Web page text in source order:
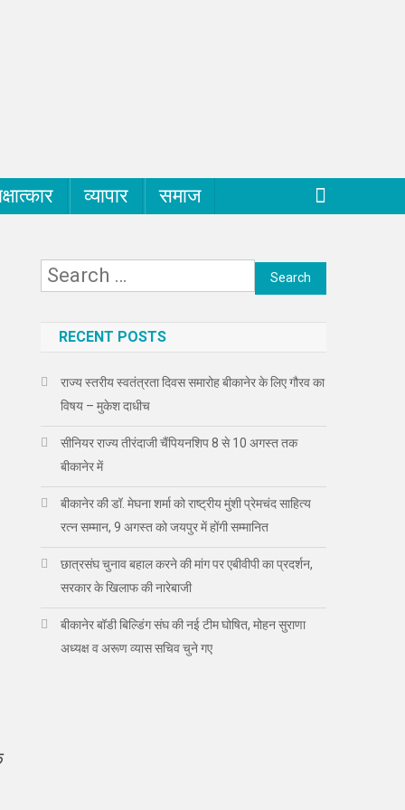
व्यापार समाज
Search
RECENT POSTS
राज्य स्तरीय स्वतंत्रता दिवस समारोह बीकानेर के लिए गौरव का
विषय – मुकेश दाधीच
सीनियर राज्य तीरंदाजी चैंपियनशिप 8 से 10 अगस्त तक
बीकानेर में
बीकानेर की डॉ. मेघना शर्मा को राष्ट्रीय मुंशी प्रेमचंद साहित्य
रत्न सम्मान, 9 अगस्त को जयपुर में होंगी सम्मानित
छात्रसंघ चुनाव बहाल करने की मांग पर एबीवीपी का प्रदर्शन,
सरकार के खिलाफ की नारेबाजी
बीकानेर बॉडी बिल्डिंग संघ की नई टीम घोषित, मोहन सुराणा
अध्यक्ष व अरूण व्यास सचिव चुने गए